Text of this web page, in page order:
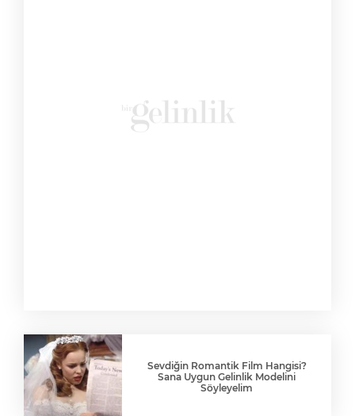
Sevdiğin Romantik Film Hangisi?
Sana Uygun Gelinlik Modelini
Söyleyelim